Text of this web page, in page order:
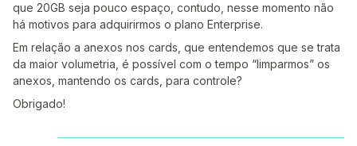
que 20GB seja pouco espaço, contudo, nesse momento não
há motivos para adquirirmos o plano Enterprise.
Em relação a anexos nos cards, que entendemos que se trata
da maior volumetria, é possível com o tempo “limparmos” os
anexos, mantendo os cards, para controle?
Obrigado!